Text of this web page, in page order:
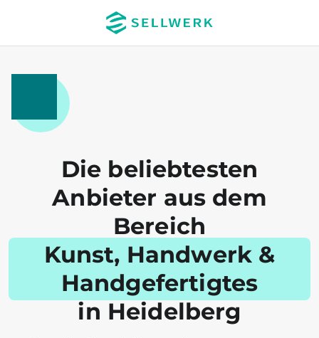
Die beliebtesten
Anbieter aus dem
Bereich
Kunst, Handwerk &
Handgefertigtes
in Heidelberg